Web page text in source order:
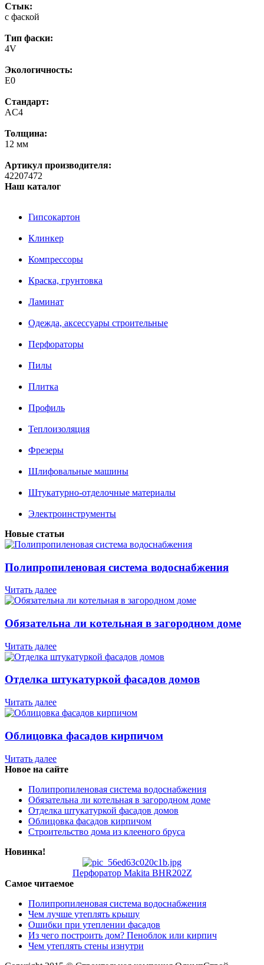
Стык:
с фаской
Тип фаски:
4V
Экологичность:
E0
Стандарт:
AC4
Толщина:
12 мм
Артикул производителя:
42207472
Наш каталог
Гипсокартон
Клинкер
Компрессоры
Краска, грунтовка
Ламинат
Одежда, аксессуары строительные
Перфораторы
Пилы
Плитка
Профиль
Теплоизоляция
Фрезеры
Шлифовальные машины
Штукатурно-отделочные материалы
Электроинструменты
Новые статьи
Полипропиленовая система водоснабжения
Читать далее
Обязательна ли котельная в загородном доме
Читать далее
Отделка штукатуркой фасадов домов
Читать далее
Облицовка фасадов кирпичом
Читать далее
Новое на сайте
Полипропиленовая система водоснабжения
Обязательна ли котельная в загородном доме
Отделка штукатуркой фасадов домов
Облицовка фасадов кирпичом
Строительство дома из клееного бруса
Новинка!
Перфоратор Makita BHR202Z
Самое читаемое
Полипропиленовая система водоснабжения
Чем лучше утеплять крышу
Ошибки при утеплении фасадов
Из чего построить дом? Пеноблок или кирпич
Чем утеплять стены изнутри